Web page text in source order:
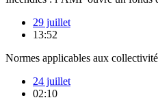
29 juillet
13:52
Normes applicables aux
24 juillet
02:10